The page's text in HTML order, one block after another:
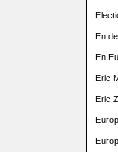
En
En
Eric
Eric